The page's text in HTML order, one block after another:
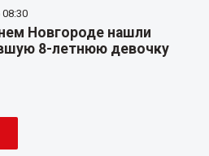
08:30
Новгороде нашли
8-летнюю девочку